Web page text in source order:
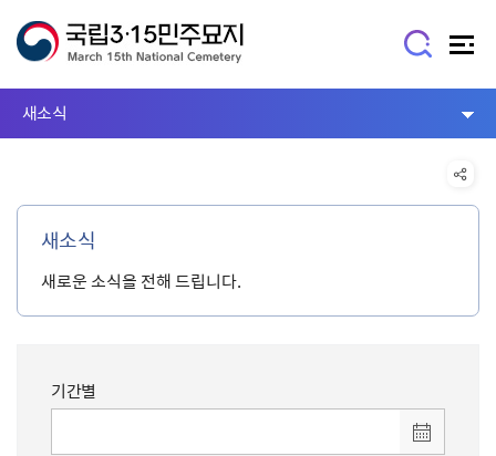
새소식
새소식
새로운 소식을 전해 드립니다.
기간별